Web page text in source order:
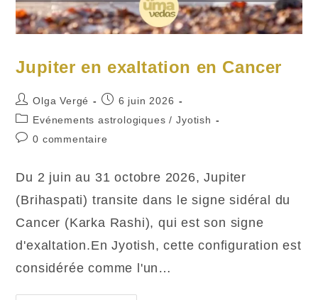
Jupiter en exaltation en Cancer
Auteur/autrice
de
la
publication :
Olga Vergé
Publication
publiée :
6 juin 2026
Post
category:
Evénements astrologiques / Jyotish
Commentaires
publication :
0 commentaire
Du 2 juin au 31 octobre 2026, Jupiter
(Brihaspati) transite dans le signe sidéral du
Cancer (Karka Rashi), qui est son signe
d'exaltation.En Jyotish, cette configuration est
considérée comme l'un…